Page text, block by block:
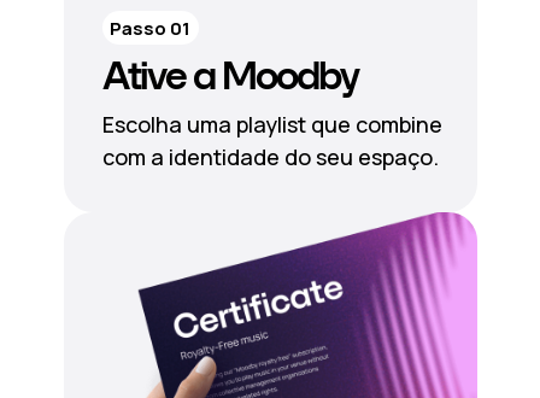
Ative a Moodby
Escolha uma playlist que combine
com a identidade do seu espaço.
Passo 01